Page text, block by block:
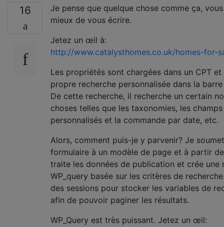
16
Je pense que quelque chose comme ça,
mieux de vous écrire.
Jetez un œil à:
http://www.catalysthomes.co.uk/homes-for-
Les propriétés sont chargées dans un CPT
propre recherche personnalisée dans la
De cette recherche, il recherche un certain
choses telles que les taxonomies, les champs
personnalisés et la commande par date, etc.
Alors, comment puis-je y parvenir? Je
formulaire à un modèle de page et à partir
traite les données de publication et crée une
WP_query basée sur les critères de
des sessions pour stocker les variables de
afin de pouvoir paginer les résultats.
WP_Query est très puissant. Jetez un œil: